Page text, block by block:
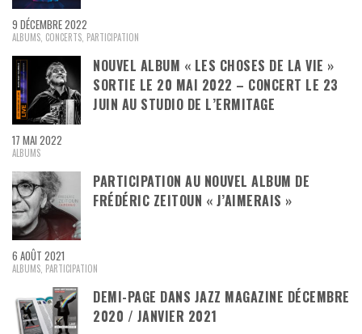
9 DÉCEMBRE 2022
ALBUMS CONCERTS PARTICIPATION
NOUVEL ALBUM « LES CHOSES DE LA VIE »
SORTIE LE 20 MAI 2022 – CONCERT LE 23
JUIN AU STUDIO DE L’ERMITAGE
17 MAI 2022
ALBUMS
PARTICIPATION AU NOUVEL ALBUM DE
FRÉDÉRIC ZEITOUN « J’AIMERAIS »
6 AOÛT 2021
ALBUMS PARTICIPATION
DEMI-PAGE DANS JAZZ MAGAZINE DÉCEMBRE
2020 / JANVIER 2021